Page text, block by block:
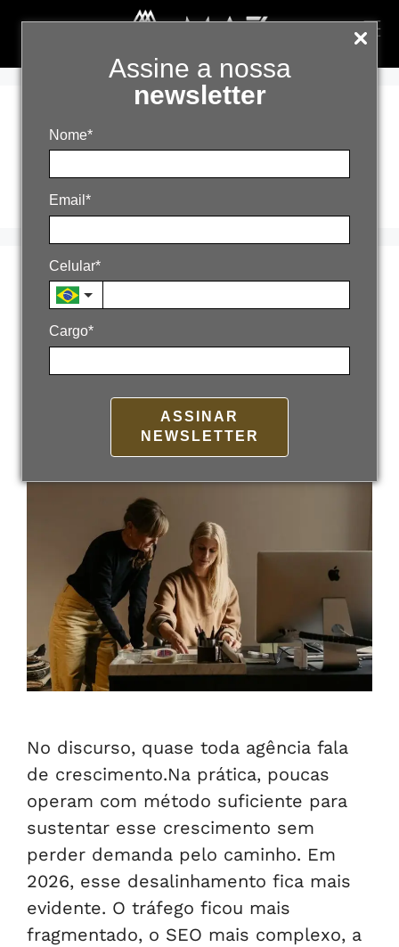
Assine a nossa
newsletter
Nome*
Email*
Celular*
Cargo*
ASSINAR
NEWSLETTER
desperdício de
demanda
Crescimento sem
método trava
resultados
19 de fevereiro de 2026
No discurso, quase toda agência fala
de crescimento.Na prática, poucas
operam com método suficiente para
sustentar esse crescimento sem
perder demanda pelo caminho. Em
2026, esse desalinhamento fica mais
evidente. O tráfego ficou mais
fragmentado, o SEO mais complexo, a